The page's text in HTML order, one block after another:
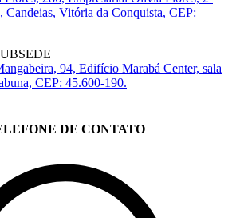
Candeias, Vitória da Conquista, CEP:
94, Edifício Marabá Center, sala
CEP: 45.600-190.
DE CONTATO